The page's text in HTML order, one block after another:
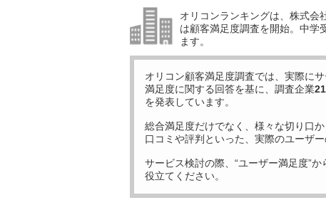
オリコンランキングは、株式会
は顧客満足度調査を開始。中学
ます。
オリコン顧客満足度調査では、実際に
満足度に関する回答を基に、調査企業21
を発表しています。
総合満足度だけでなく、様々な切り口か
口コミや評判といった、実際のユーザー
サービス検討の際、“ユーザー満足度”
役立てください。